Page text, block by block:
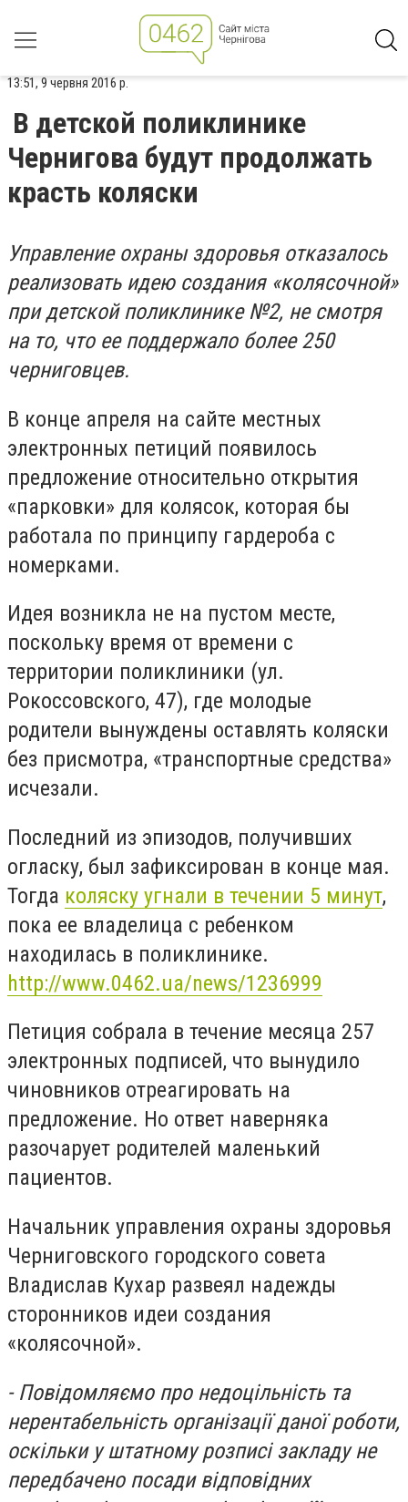
13:51, 9 червня 2016 р.
В детской поликлинике
Чернигова будут продолжать
красть коляски
Управление охраны здоровья отказалось
реализовать идею создания «колясочной»
при детской поликлинике №2, не смотря
на то, что ее поддержало более 250
черниговцев.
В конце апреля на сайте местных
электронных петиций появилось
предложение относительно открытия
«парковки» для колясок, которая бы
работала по принципу гардероба с
номерками.
Идея возникла не на пустом месте,
поскольку время от времени с
территории поликлиники (ул.
Рокоссовского, 47), где молодые
родители вынуждены оставлять коляски
без присмотра, «транспортные средства»
исчезали.
Последний из эпизодов, получивших
огласку, был зафиксирован в конце мая.
Тогда коляску угнали в течении 5 минут,
пока ее владелица с ребенком
находилась в поликлинике.
http://www.0462.ua/news/1236999
Петиция собрала в течение месяца 257
электронных подписей, что вынудило
чиновников отреагировать на
предложение. Но ответ наверняка
разочарует родителей маленький
пациентов.
Начальник управления охраны здоровья
Черниговского городского совета
Владислав Кухар развеял надежды
сторонников идеи создания
«колясочной».
- Повідомляємо про недоцільність та
нерентабельність організації даної роботи,
оскільки у штатному розписі закладу не
передбачено посади відповідних